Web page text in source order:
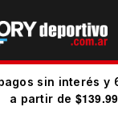
sin interés y
a partir de